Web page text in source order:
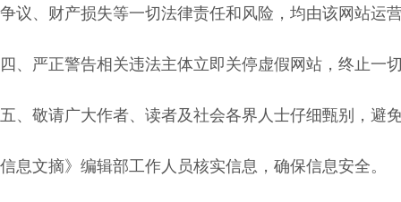
争议、财产损失等一切法律责任和风险，均由该网站运
四、严正警告相关违法主体立即关停虚假网站，终止一
五、敬请广大作者、读者及社会各界人士仔细甄别，避
信息文摘》编辑部工作人员核实信息，确保信息安全。